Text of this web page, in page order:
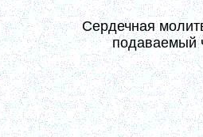
Сердечная
подаваемый
молитва – дар
И по послании такого
черта сего дара –
иногда при словах